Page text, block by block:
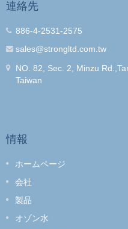
連絡先
886-4-2531-2575
sales@strongltd.com.tw
NO. 82, Sec. 2, Minzu
Taiwan
情報
ホームページ
会社
製品
オゾン水